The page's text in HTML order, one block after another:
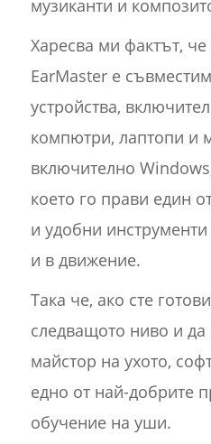
музиканти и
Харесва ми фактът,
EarMaster е
устройства,
компютри, лаптопи и
включително
което го прави един
и удобни
и в движение.
Така че, ако сте
следващото ниво и да
майстор на ухото,
едно от най-добрите
обучение на уши.